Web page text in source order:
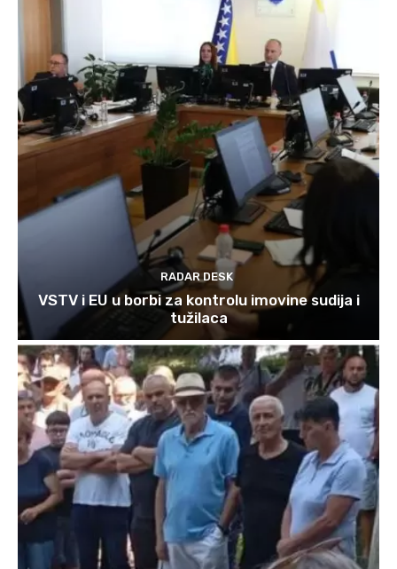
RADAR DESK
VSTV i EU u borbi za kontrolu imovine sudija i
tužilaca